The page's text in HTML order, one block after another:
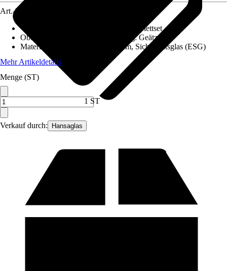
Verkauf durch: Hansaglas
Art.-Nr.
Variante
1 Flügelig, Schiebetür-Komplettset
Oberfläche/Oberflächenbehandlung:Geätzt
Materialspezifizierung
Aluminium, Sicherheitsglas (ESG)
Mehr Artikeldetails
Menge (ST)
1 ST